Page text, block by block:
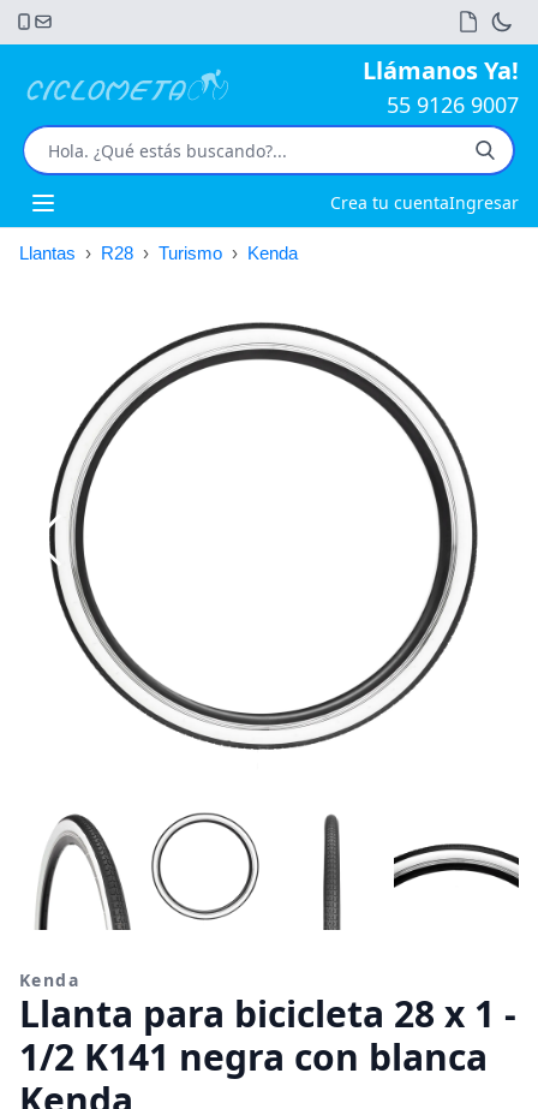
Llámanos Ya!
55 9126 9007
Open main menu Crea tu cuentaIngresar
Llantas › R28 › Turismo › Kenda
Kenda
Llanta para bicicleta 28 x 1 -
1/2 K141 negra con blanca